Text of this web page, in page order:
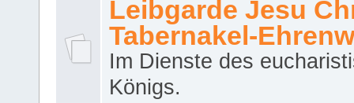
Leibgarde Jesu
Tabernakel-
Im Dienste des
Königs.